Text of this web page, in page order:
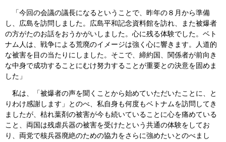
「今回の会議の議長になるということで、昨年の８月から準備
し、広島を訪問しました。広島平和記念資料館を訪れ、また被爆者
の方がたのお話をおうかがいしました。心に残る体験でした。ベト
ナム人は、戦争による荒廃のイメージは強く心に響きます。人道的
な被害を目の当たりにしました。そこで、締約国、関係者が前向き
な中身で成功することにむけ努力することが重要との決意を固めま
した」
私は、「被爆者の声を聞くことから始めていただいたことに、と
りわけ感謝します」とのべ、私自身も何度もベトナムを訪問してき
ましたが、枯れ葉剤の被害が今も続いていることに心を痛めている
こと、両国は残虐兵器の被害を受けたという共通の体験をしてお
り、両党で核兵器廃絶のための協力をさらに強めたいとのべまし